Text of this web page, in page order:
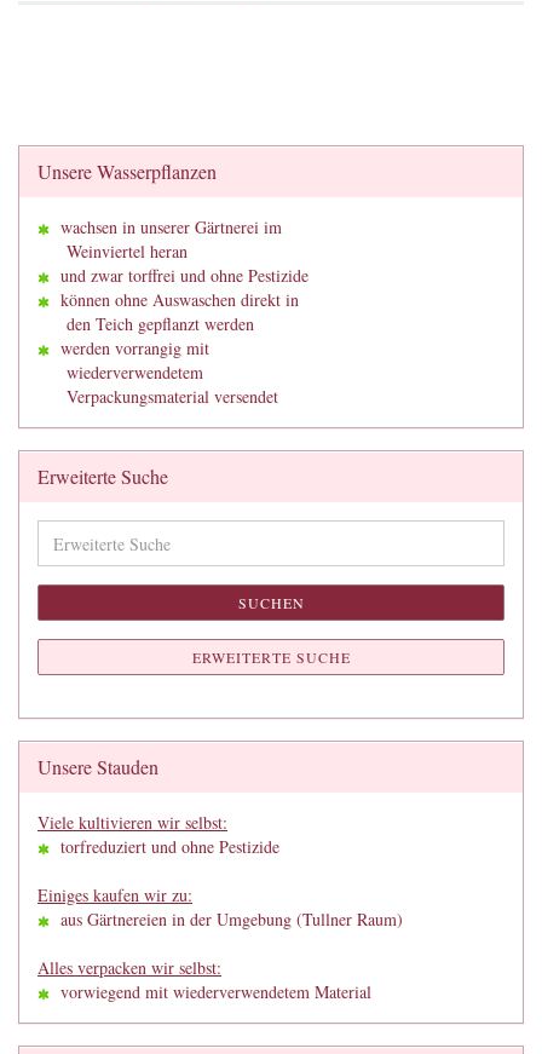
Unsere Wasserpflanzen
wachsen in unserer Gärtnerei im
Weinviertel heran
und zwar torffrei und ohne Pestizide
können ohne Auswaschen direkt in
den Teich gepflanzt werden
werden vorrangig mit
wiederverwendetem
Verpackungsmaterial versendet
Erweiterte Suche
Suche
SUCHEN
ERWEITERTE SUCHE
Unsere Stauden
Viele kultivieren wir selbst:
torfreduziert und ohne Pestizide
Einiges kaufen wir zu:
aus Gärtnereien in der Umgebung (Tullner Raum)
Alles verpacken wir selbst:
vorwiegend mit wiederverwendetem Material